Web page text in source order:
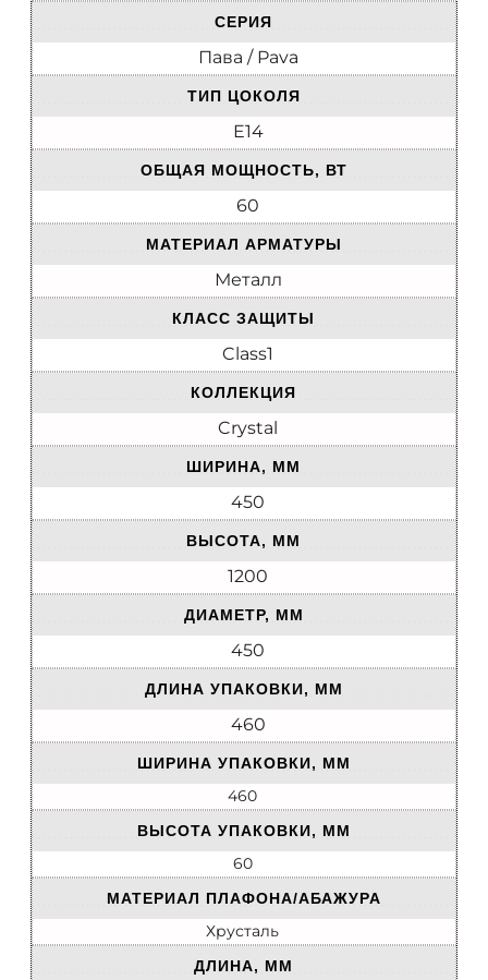
СЕРИЯ
Пава / Pava
ТИП ЦОКОЛЯ
E14
ОБЩАЯ МОЩНОСТЬ, ВТ
60
МАТЕРИАЛ АРМАТУРЫ
Металл
КЛАСС ЗАЩИТЫ
Class1
КОЛЛЕКЦИЯ
Crystal
ШИРИНА, ММ
450
ВЫСОТА, ММ
1200
ДИАМЕТР, ММ
450
ДЛИНА УПАКОВКИ, ММ
460
ШИРИНА УПАКОВКИ, ММ
460
ВЫСОТА УПАКОВКИ, ММ
60
МАТЕРИАЛ ПЛАФОНА/АБАЖУРА
Хрусталь
ДЛИНА, ММ